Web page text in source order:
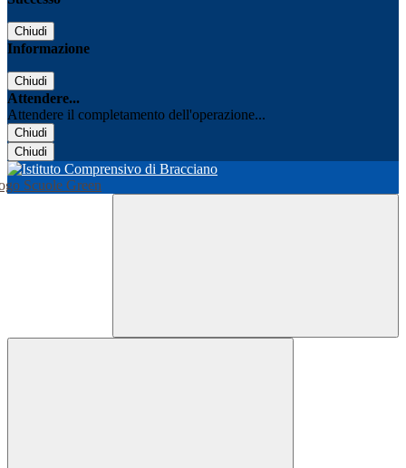
Chiudi
Informazione
Chiudi
Attendere...
Attendere il completamento dell'operazione...
Chiudi
Chiudi